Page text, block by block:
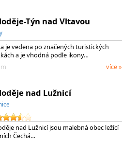
Týn nad Vltavou
je vedena po značených turistických
a je vhodná podle ikony…
více »
nad Lužnicí
nad Lužnicí jsou malebná obec ležící
Čechá…